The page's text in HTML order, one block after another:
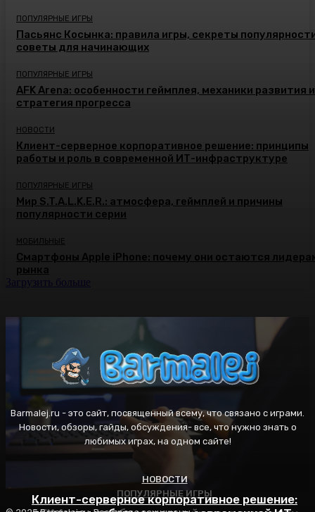
ПОПУЛЯРНЫЕ ИГРЫ
ПОПУЛЯРНЫЕ ИГРЫ
НОВОСТИ
Клиент-серверное корпоративное решение:
ПОПУЛЯРНЫЕ ИГРЫ
Пасьянс Косынка: правила игры, секреты
советы для начинающих
ПОПУЛЯРНЫЕ ИГРЫ
AFK Arena: особенности геймплея, механики развития и
стратегия прогресса
НОВОСТИ
Клиент-серверное корпоративное решение: принципы
работы и роль в современной ИТ-инфраструктуре
ПОПУЛЯРНЫЕ ИГРЫ
Мир S.T.A.L.K.E.R.: атмосфера, геймплей и причины
популярности серии
МОБИЛЬНЫЕ
Смартфоны Apple iPhone: почему они остаются
рынка
Загрузить больше
Barmalej.ru - это сайт, посвященный всему, что связано с играми.
Новости, обзоры, гайды, обсуждения- все, что нужно знать о
любимых играх, на одном сайте!